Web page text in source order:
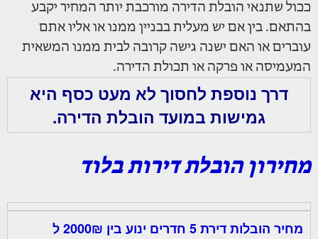
ככול שתנאי הובלת הדירה מורכבת יותר המחיר יקבע
בהתאם. בין אם יש מעלית בבניין ממנו או אליו אתם
עוברים או האם ישנה גישה קרובה לבית ממנו המשאית
המעמיסה או פרקה או תכולת הדירה.
דרך נוספת לחסוך לא מעט כסף היא
גמישות במועד הובלת הדירה.
מחירון הובלת דירות בלוד
מחיר הובלות דירת 5 חדרים ינוע בין 2000₪ ל